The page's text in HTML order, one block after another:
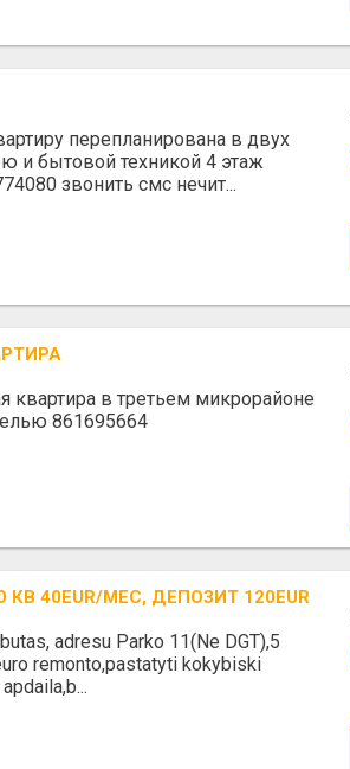
перепланирована в двух
и бытовой техникой 4 этаж
звонить смс нечит...
квартира в третьем микрорайоне
861695664
40EUR/МЕС, ДЕПОЗИТ 120EUR
adresu Parko 11(Ne DGT),5
remonto,pastatyti kokybiski